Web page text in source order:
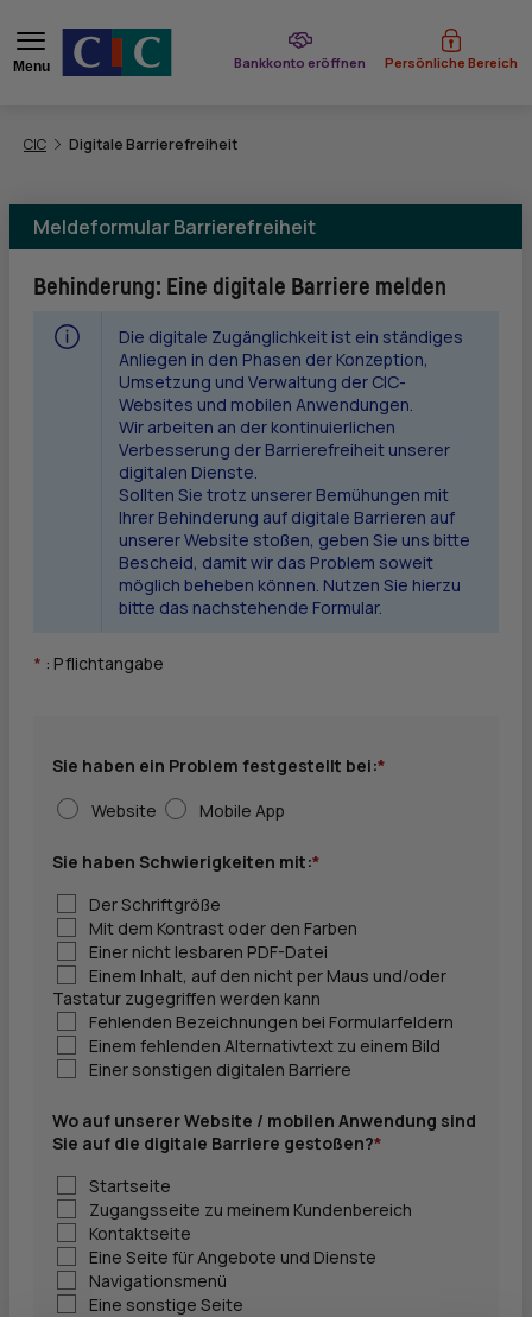
Menu Bankkonto eröffnen
bei CIC Persönliche Bereich
CIC Digitale Barrierefreiheit
Meldeformular Barrierefreiheit
Behinderung: Eine digitale Barriere melden
Die digitale Zugänglichkeit ist ein ständiges
Anliegen in den Phasen der Konzeption,
Umsetzung und Verwaltung der CIC-
Websites und mobilen Anwendungen.
Wir arbeiten an der kontinuierlichen
Verbesserung der Barrierefreiheit unserer
digitalen Dienste.
Sollten Sie trotz unserer Bemühungen mit
Ihrer Behinderung auf digitale Barrieren auf
unserer Website stoßen, geben Sie uns bitte
Bescheid, damit wir das Problem soweit
möglich beheben können. Nutzen Sie hierzu
bitte das nachstehende Formular.
* : Pflichtangabe
Sie haben ein Problem festgestellt bei:*
Website
Mobile App
Sie haben Schwierigkeiten mit:*
Der Schriftgröße
Mit dem Kontrast oder den Farben
Einer nicht lesbaren PDF-Datei
Einem Inhalt, auf den nicht per Maus und/oder
Tastatur zugegriffen werden kann
Fehlenden Bezeichnungen bei Formularfeldern
Einem fehlenden Alternativtext zu einem Bild
Einer sonstigen digitalen Barriere
Wo auf unserer Website / mobilen Anwendung sind
Sie auf die digitale Barriere gestoßen?*
Startseite
Zugangsseite zu meinem Kundenbereich
Kontaktseite
Eine Seite für Angebote und Dienste
Navigationsmenü
Eine sonstige Seite